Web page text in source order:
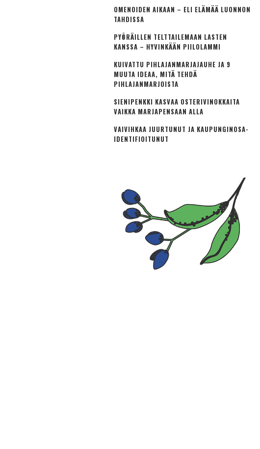
OMENOIDEN AIKAAN – ELI ELÄMÄÄ LUONNON
TAHDISSA
PYÖRÄILLEN TELTTAILEMAAN LASTEN
KANSSA – HYVINKÄÄN PIILOLAMMI
KUIVATTU PIHLAJANMARJAJAUHE JA 9
MUUTA IDEAA, MITÄ TEHDÄ
PIHLAJANMARJOISTA
SIENIPENKKI KASVAA OSTERIVINOKKAITA
VAIKKA MARJAPENSAAN ALLA
VAIVIHKAA JUURTUNUT JA KAUPUNGINOSA­
IDENTIFIOITUNUT